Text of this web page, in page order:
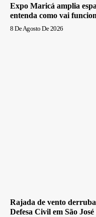
Expo Maricá amplia
entenda como vai
8 De Agosto De 2026
Rajada de vento
Defesa Civil em São